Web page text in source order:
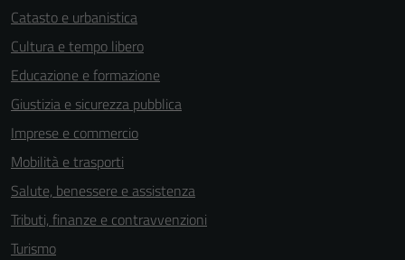
Catasto e urbanistica
Cultura e tempo libero
Educazione e formazione
Giustizia e sicurezza pubblica
Imprese e commercio
Mobilità e trasporti
Salute, benessere e assistenza
Tributi, finanze e contravvenzioni
Turismo